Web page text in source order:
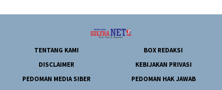
TENTANG KAMI
BOX REDAKSI
DISCLAIMER
KEBIJAKAN PRIVASI
PEDOMAN MEDIA SIBER
PEDOMAN HAK JAWAB